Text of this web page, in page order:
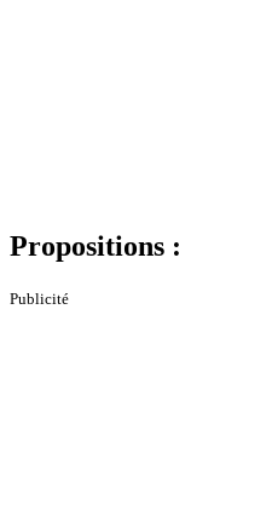
Propositions :
Publicité